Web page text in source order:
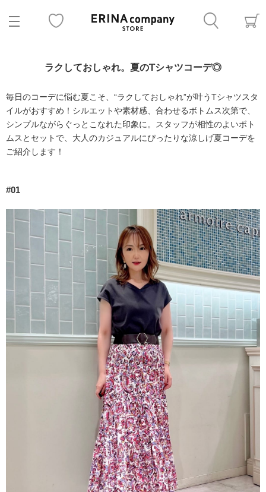
ラクしておしゃれ。夏のTシャツコーデ◎
毎日のコーデに悩む夏こそ、“ラクしておしゃれ”が叶うTシャツスタ
イルがおすすめ！シルエットや素材感、合わせるボトムス次第で、
シンプルながらぐっとこなれた印象に。スタッフが相性のよいボト
ムスとセットで、大人のカジュアルにぴったりな涼しげ夏コーデを
ご紹介します！
#01